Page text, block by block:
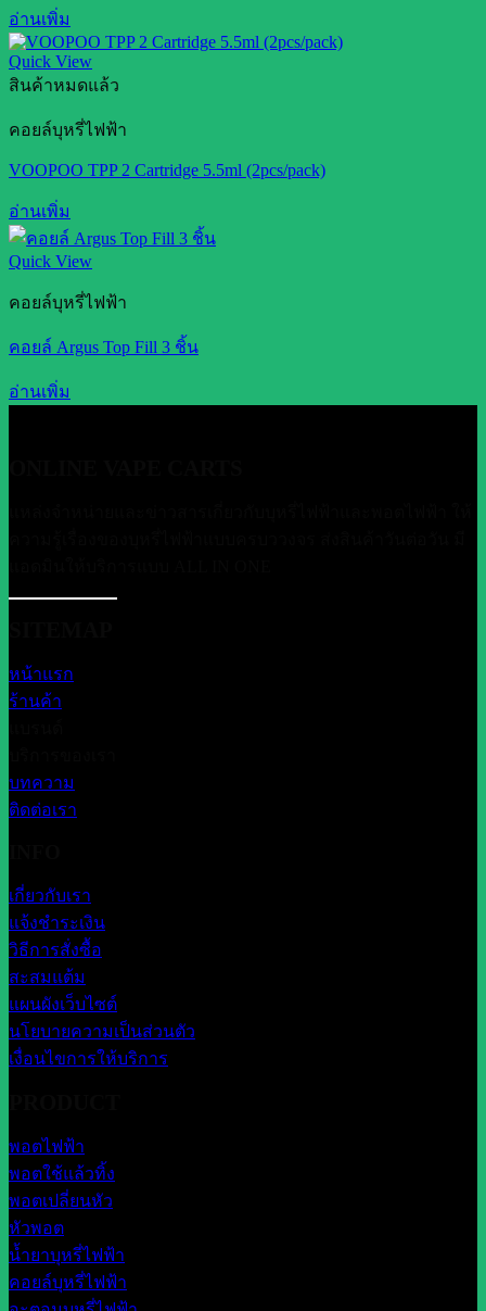
อ่านเพิ่ม
Quick View
สินค้าหมดแล้ว
คอยล์บุหรี่ไฟฟ้า
VOOPOO TPP 2 Cartridge 5.5ml (2pcs/pack)
อ่านเพิ่ม
Quick View
คอยล์บุหรี่ไฟฟ้า
คอยล์ Argus Top Fill 3 ชิ้น
อ่านเพิ่ม
หน้าแรก
ร้านค้า
บทความ
ติดต่อเรา
เกี่ยวกับเรา
แจ้งชำระเงิน
วิธีการสั่งซื้อ
สะสมแต้ม
แผนผังเว็บไซต์
นโยบายความเป็นส่วนตัว
เงื่อนไขการให้บริการ
พอตไฟฟ้า
พอตใช้แล้วทิ้ง
พอตเปลี่ยนหัว
หัวพอต
น้ำยาบุหรี่ไฟฟ้า
คอยล์บุหรี่ไฟฟ้า